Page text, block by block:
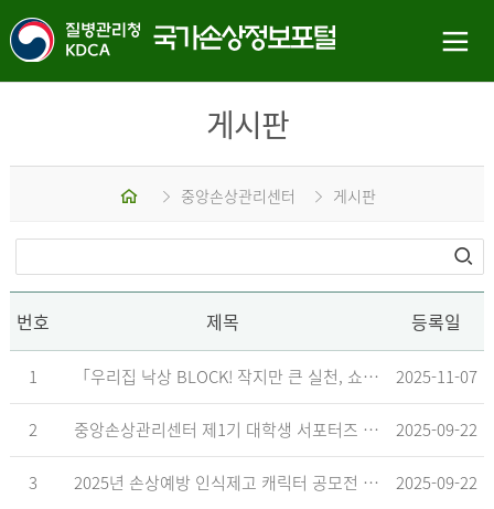
게시판
중앙손상관리센터 게시판
번호 제목 등록일
1 「우리집 낙상 BLOCK! 작지만 큰 실천, 쇼츠 챌린지」 수상작 발표 2025-11-07
2 중앙손상관리센터 제1기 대학생 서포터즈 합격자 발표 2025-09-22
3 2025년 손상예방 인식제고 캐릭터 공모전 결과발표 지연 안내 2025-09-22